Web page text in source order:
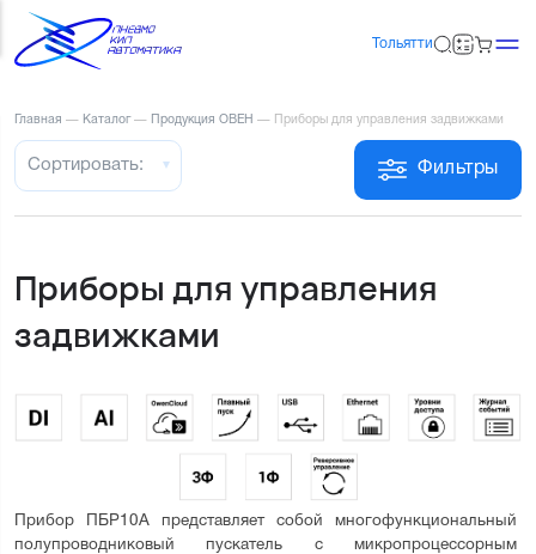
Тольятти
Главная — Каталог — Продукция ОВЕН — Приборы для управления задвижками
Фильтры
Сортировать:
Приборы для управления
задвижками
Прибор ПБР10А представляет собой многофункциональный
полупроводниковый пускатель с микропроцессорным